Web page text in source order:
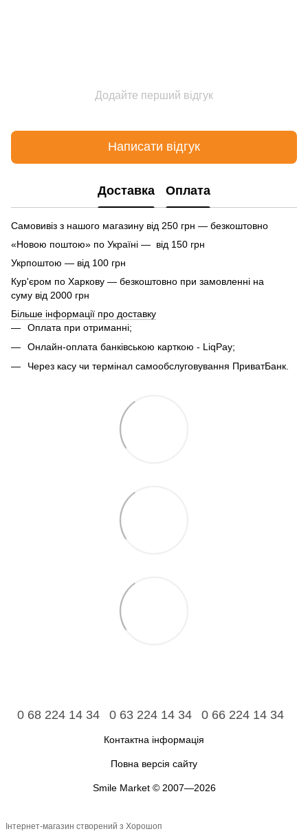
Додайте перший відгук
Написати відгук
Доставка Оплата
Самовивіз з нашого магазину від 250 грн — безкоштовно
«Новою поштою» по Україні — від 150 грн
Укрпоштою — від 100 грн
Кур'єром по Харкову — безкоштовно при замовленні на
суму від 2000 грн
Більше інформації про доставку
Оплата при отриманні;
Онлайн-оплата банківською карткою - LiqPay;
Через касу чи термінал самообслуговування ПриватБанк.
0 68 224 14 34 0 63 224 14 34 0 66 224 14 34
Контактна інформація
Повна версія сайту
Smile Market © 2007—2026
Інтернет-магазин створений з Хорошоп